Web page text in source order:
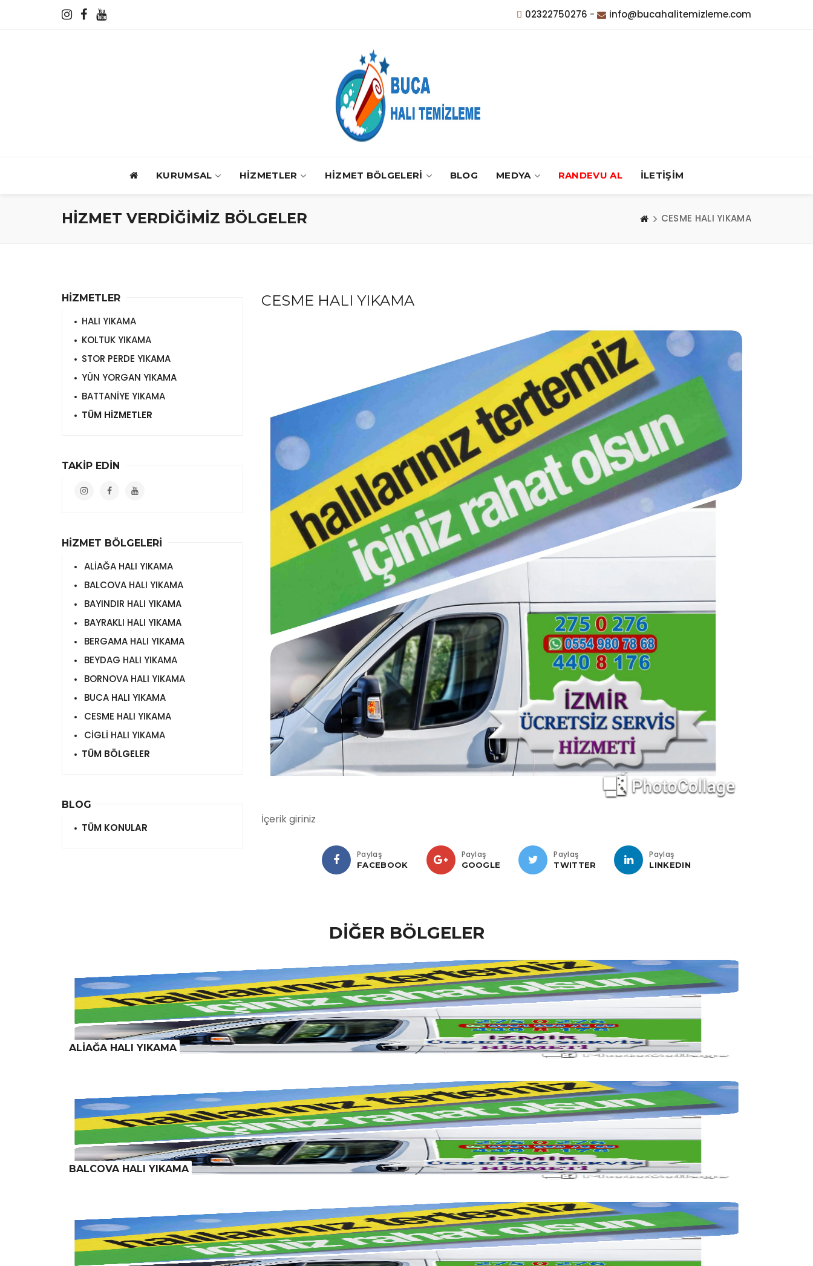
02322750276 - info@bucahalitemizleme.com
KURUMSAL HİZMETLER HİZMET BÖLGELERİ BLOG MEDYA RANDEVU AL İLETİŞİM
HİZMET VERDİĞİMİZ BÖLGELER CESME HALI YIKAMA
CESME HALI YIKAMA
İçerik giriniz
Paylaş
FACEBOOK
Paylaş
GOOGLE
Paylaş
TWITTER
Paylaş
LINKEDIN
HİZMETLER
HALI YIKAMA
KOLTUK YIKAMA
STOR PERDE YIKAMA
YÜN YORGAN YIKAMA
BATTANİYE YIKAMA
TÜM HİZMETLER
TAKİP EDİN
HİZMET BÖLGELERİ
ALİAĞA HALI YIKAMA
BALCOVA HALI YIKAMA
BAYINDIR HALI YIKAMA
BAYRAKLI HALI YIKAMA
BERGAMA HALI YIKAMA
BEYDAG HALI YIKAMA
BORNOVA HALI YIKAMA
BUCA HALI YIKAMA
CESME HALI YIKAMA
CİGLİ HALI YIKAMA
TÜM BÖLGELER
BLOG
TÜM KONULAR
DİĞER BÖLGELER
ALİAĞA HALI YIKAMA
BALCOVA HALI YIKAMA